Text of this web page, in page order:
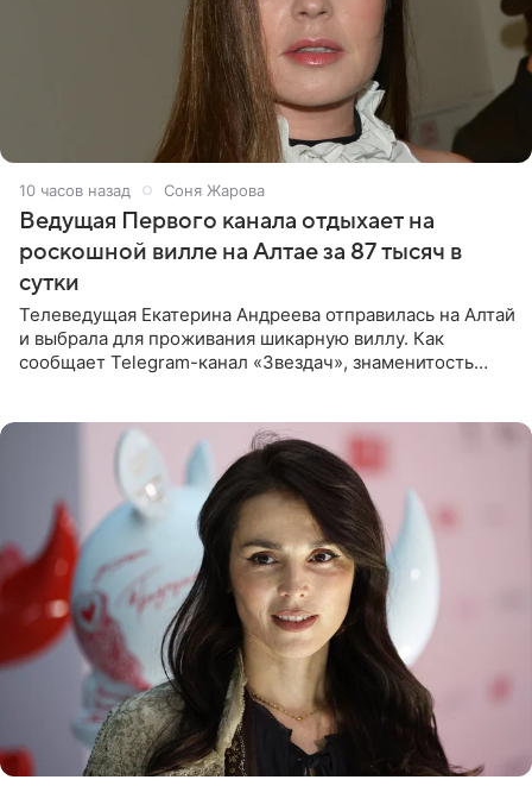
10 часов назад Соня Жарова
Ведущая Первого канала отдыхает на
роскошной вилле на Алтае за 87 тысяч в
сутки
Телеведущая Екатерина Андреева отправилась на Алтай
и выбрала для проживания шикарную виллу. Как
сообщает Telegram-канал «Звездач», знаменитость